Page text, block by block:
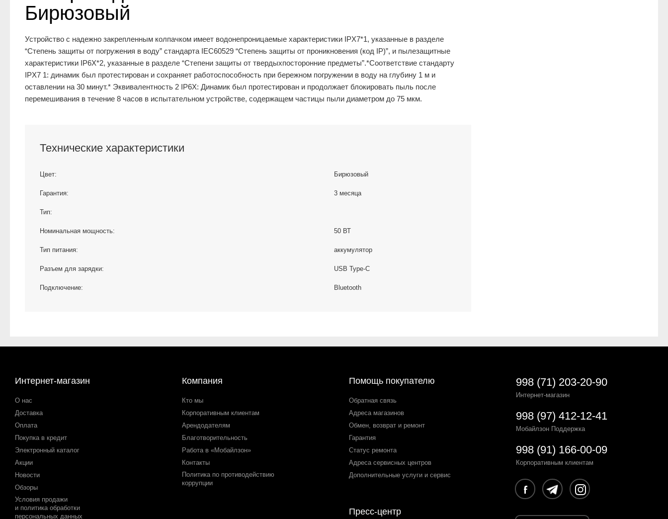
Бирюзовый
Устройство с надежно закрепленным колпачком имеет водонепроницаемые характеристики IPX7*1, указанные в разделе
“Степень защиты от погружения в воду” стандарта IEC60529 “Степень защиты от проникновения (код IP)”, и пылезащитные
характеристики IP6X*2, указанные в разделе “Степени защиты от твердыхпосторонние предметы”.*Соответствие стандарту
IPX7 1: динамик был протестирован и сохраняет работоспособность при бережном погружении в воду на глубину 1 м и
оставлении на 30 минут.* Эквивалентность 2 IP6X: Динамик был протестирован и продолжает блокировать пыль после
перемешивания в течение 8 часов в испытательном устройстве, содержащем частицы пыли диаметром до 75 мкм.
Технические характеристики
Цвет: Бирюзовый
Гарантия: 3 месяца
Тип:
Номинальная мощность: 50 ВТ
Тип питания: аккумулятор
Разъем для зарядки: USB Type-C
Подключение: Bluetooth
Интернет-магазин
О нас
Доставка
Оплата
Покупка в кредит
Электронный каталог
Акции
Новости
Обзоры
Условия продажи
и политика обработки
персональных данных
Компания
Кто мы
Корпоративным клиентам
Арендодателям
Благотворительность
Работа в «Мобайлзон»
Контакты
Политика по противодействию
коррупции
Помощь покупателю
Обратная связь
Адреса магазинов
Обмен, возврат и ремонт
Гарантия
Статус ремонта
Адреса сервисных центров
Дополнительные услуги и сервис
Пресс-центр
998 (71) 203-20-90
Интернет-магазин
998 (97) 412-12-41
Мобайлзон Поддержка
998 (91) 166-00-09
Корпоративным клиентам